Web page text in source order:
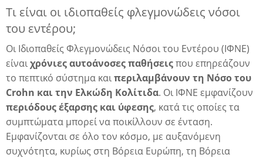
Tι είναι οι ιδιοπαθείς φλεγμονώδεις νόσοι
του εντέρου;
Οι Ιδιοπαθείς Φλεγμονώδεις Νόσοι του Εντέρου (ΙΦΝΕ)
είναιχρόνιες αυτοάνοσες παθήσειςπου επηρεάζουν
το πεπτικό σύστημα καιπεριλαμβάνουν τη Νόσο του
Crohn και την Ελκώδη Κολίτιδα. Οι ΙΦΝΕ εμφανίζουν
περιόδους έξαρσης και ύφεσης, κατά τις οποίες τα
συμπτώματα μπορεί να ποικίλλουν σε ένταση.
Εμφανίζονται σε όλο τον κόσμο, με αυξανόμενη
συχνότητα, κυρίως στη Βόρεια Ευρώπη, τη Βόρεια